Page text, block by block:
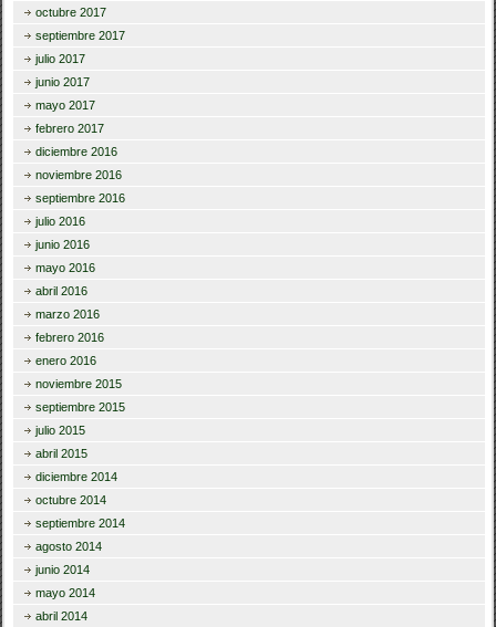
octubre 2017
septiembre 2017
julio 2017
junio 2017
mayo 2017
febrero 2017
diciembre 2016
noviembre 2016
septiembre 2016
julio 2016
junio 2016
mayo 2016
abril 2016
marzo 2016
febrero 2016
enero 2016
noviembre 2015
septiembre 2015
julio 2015
abril 2015
diciembre 2014
octubre 2014
septiembre 2014
agosto 2014
junio 2014
mayo 2014
abril 2014